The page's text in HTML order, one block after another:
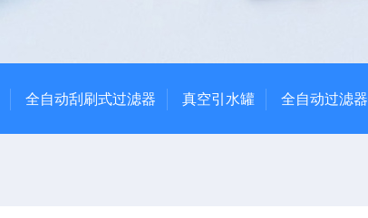
全自动刮刷式过滤器 真空引水罐 全自动过滤器